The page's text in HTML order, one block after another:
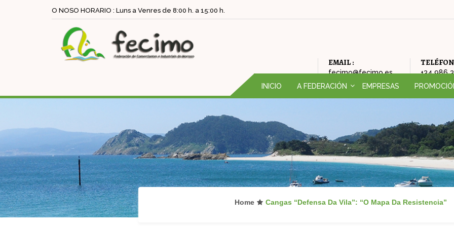
O NOSO HORARIO : Luns a Venres de 8:00 h. a 15:00 h.
EMAIL :
fecimo@fecimo.es +34 986
INICIO
A FEDERACIÓN
FILOSOFÍA DA FEDERACIÓN
ONDE ESTAMOS
EMPRESAS
FEIRA DE
AMODIÑA
NADAL
Home Cangas “Defensa Da Vila”: “O Mapa Da Resistencia”